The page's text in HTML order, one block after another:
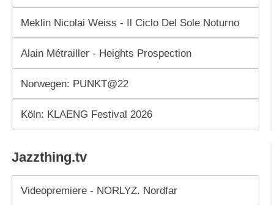
Meklin Nicolai Weiss - Il Ciclo Del Sole Noturno
Alain Métrailler - Heights Prospection
Norwegen: PUNKT@22
Köln: KLAENG Festival 2026
Jazzthing.tv
Videopremiere - NORLYZ. Nordfar